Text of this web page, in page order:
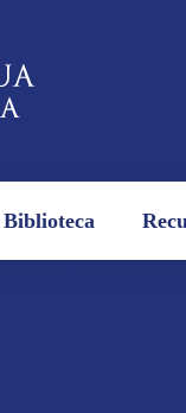
Biblioteca